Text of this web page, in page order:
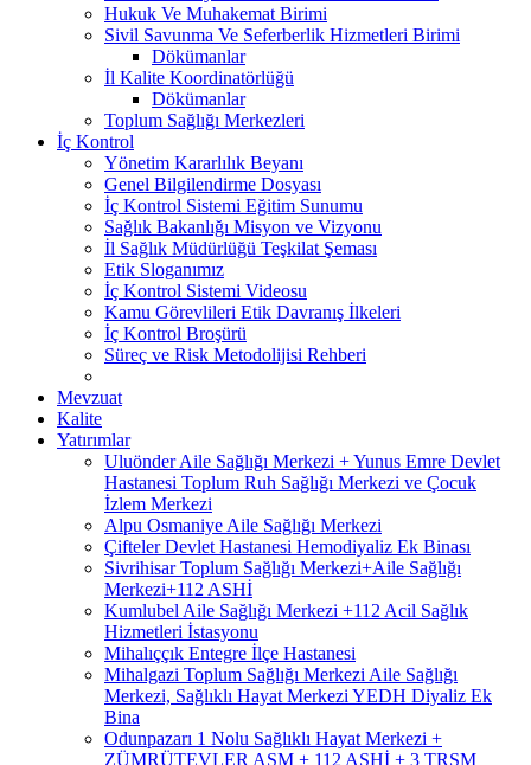
Hukuk Ve Muhakemat Birimi
Sivil Savunma Ve Seferberlik Hizmetleri Birimi
Dökümanlar
İl Kalite Koordinatörlüğü
Dökümanlar
Toplum Sağlığı Merkezleri
İç Kontrol
Yönetim Kararlılık Beyanı
Genel Bilgilendirme Dosyası
İç Kontrol Sistemi Eğitim Sunumu
Sağlık Bakanlığı Misyon ve Vizyonu
İl Sağlık Müdürlüğü Teşkilat Şeması
Etik Sloganımız
İç Kontrol Sistemi Videosu
Kamu Görevlileri Etik Davranış İlkeleri
İç Kontrol Broşürü
Süreç ve Risk Metodolijisi Rehberi
Mevzuat
Kalite
Yatırımlar
Uluönder Aile Sağlığı Merkezi + Yunus Emre Devlet
Hastanesi Toplum Ruh Sağlığı Merkezi ve Çocuk
İzlem Merkezi
Alpu Osmaniye Aile Sağlığı Merkezi
Çifteler Devlet Hastanesi Hemodiyaliz Ek Binası
Sivrihisar Toplum Sağlığı Merkezi+Aile Sağlığı
Merkezi+112 ASHİ
Kumlubel Aile Sağlığı Merkezi +112 Acil Sağlık
Hizmetleri İstasyonu
Mihalıççık Entegre İlçe Hastanesi
Mihalgazi Toplum Sağlığı Merkezi Aile Sağlığı
Merkezi, Sağlıklı Hayat Merkezi YEDH Diyaliz Ek
Bina
Odunpazarı 1 Nolu Sağlıklı Hayat Merkezi +
ZÜMRÜTEVLER ASM + 112 ASHİ + 3 TRSM